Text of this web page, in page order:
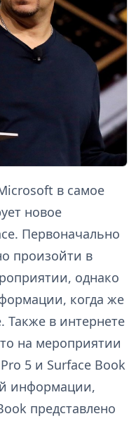
в самое
новое
Первоначально
произойти в
однако
когда же
Также в интернете
на мероприятии
5 и Surface Book
информации,
представлено